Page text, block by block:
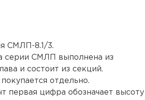
СМЛП-8.1/3.
серии СМЛП выполнена из
и состоит из секций.
отдельно.
первая цифра обозначает высоту